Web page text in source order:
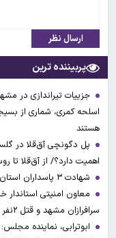
ارسال نظر
پربیننده ترین
جزییات تیراندازی در
اسلحه کمری، شماری از
هستند
پل دگونچی آق‌قلا در
اهمیت دارد؟/ از آق‌قلا تا
شهادت ۳ ‌پاسداران استان زنجان در حمله موشکی آمریکا
معاون امنیتی استاندار
سرافرازان مشهد و قتل ۲نفر را تایید کرد